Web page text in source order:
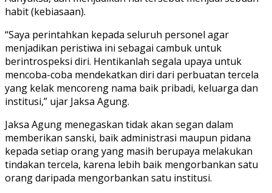
habit (kebiasaan).
“Saya perintahkan kepada seluruh personel agar
menjadikan peristiwa ini sebagai cambuk untuk
berintrospeksi diri. Hentikanlah segala upaya untuk
mencoba-coba mendekatkan diri dari perbuatan tercela
yang kelak mencoreng nama baik pribadi, keluarga dan
institusi,” ujar Jaksa Agung.
Jaksa Agung menegaskan tidak akan segan dalam
memberikan sanski, baik administrasi maupun pidana
kepada setiap orang yang masih berupaya melakukan
tindakan tercela, karena lebih baik mengorbankan satu
orang daripada mengorbankan satu institusi.